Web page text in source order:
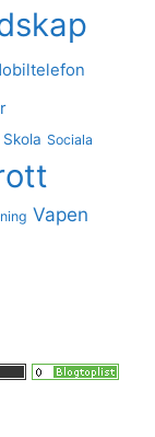
Skola Sociala
Vapen